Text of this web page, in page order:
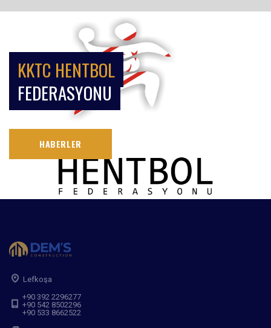
KKTC HENTBOL
FEDERASYONU
HABERLER
Lefkoşa
+90 392 2296277
+90 542 8502296
+90 533 8662522